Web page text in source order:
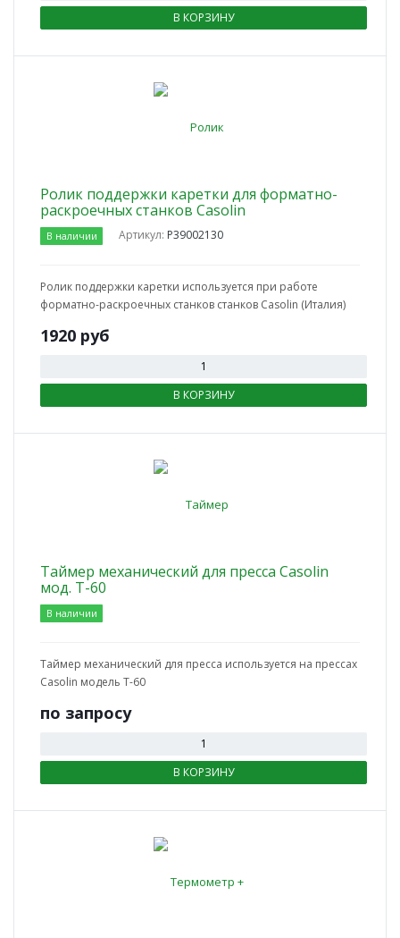
В КОРЗИНУ
Ролик поддержки каретки для форматно-
раскроечных станков Casolin
В наличии Артикул: P39002130
Ролик поддержки каретки используется при работе
форматно-раскроечных станков станков Casolin (Италия)
1920 руб
В КОРЗИНУ
Таймер механический для пресса Casolin
мод. Т-60
В наличии
Таймер механический для пресса используется на прессах
Casolin модель Т-60
по запросу
В КОРЗИНУ